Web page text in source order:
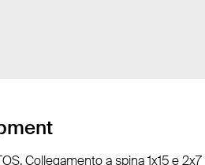
Collegamento a spina 1x15 e